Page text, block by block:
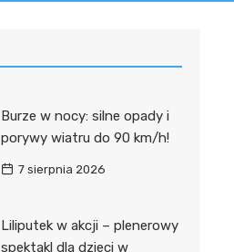
Burze w nocy: silne opady i
porywy wiatru do 90 km/h!
7 sierpnia 2026
Liliputek w akcji – plenerowy
spektakl dla dzieci w